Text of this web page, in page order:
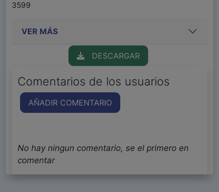
3599
VER MÁS
DESCARGAR
Comentarios de los usuarios
AÑADIR COMENTARIO
No hay ningun comentario, se el primero en
comentar